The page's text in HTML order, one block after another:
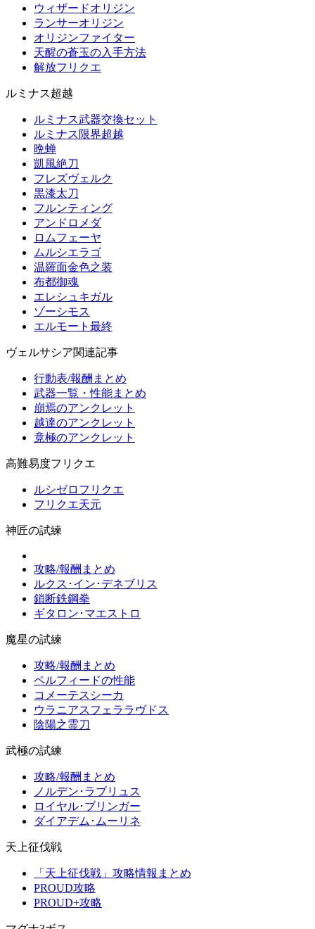
ウィザードオリジン
ランサーオリジン
オリジンファイター
天醒の蒼玉の入手方法
解放フリクエ
ルミナス超越
ルミナス武器交換セット
ルミナス限界超越
晩蝉
凱風絶刀
フレズヴェルク
黒漆太刀
フルンティング
アンドロメダ
ロムフェーヤ
ムルシエラゴ
温羅面金色之装
布都御魂
エレシュキガル
ゾーシモス
エルモート最終
ヴェルサシア関連記事
行動表/報酬まとめ
武器一覧・性能まとめ
崩焉のアンクレット
越達のアンクレット
竟極のアンクレット
高難易度フリクエ
ルシゼロフリクエ
フリクエ天元
神匠の試練
攻略/報酬まとめ
ルクス･イン･デネブリス
鎖断鉄鋼拳
ギタロン･マエストロ
魔星の試練
攻略/報酬まとめ
ペルフィードの性能
コメーテスシーカ
ウラニアスフェララヴドス
陰陽之霊刀
武極の試練
攻略/報酬まとめ
ノルデン･ラブリュス
ロイヤル･ブリンガー
ダイアデム･ムーリネ
天上征伐戦
「天上征伐戦」攻略情報まとめ
PROUD攻略
PROUD+攻略